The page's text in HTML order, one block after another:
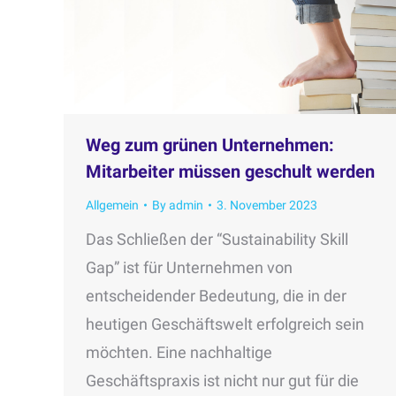
Weg zum grünen Unternehmen:
Mitarbeiter müssen geschult werden
Allgemein Byadmin 3. November 2023
Das Schließen der “Sustainability Skill
Gap” ist für Unternehmen von
entscheidender Bedeutung, die in der
heutigen Geschäftswelt erfolgreich sein
möchten. Eine nachhaltige
Geschäftspraxis ist nicht nur gut für die